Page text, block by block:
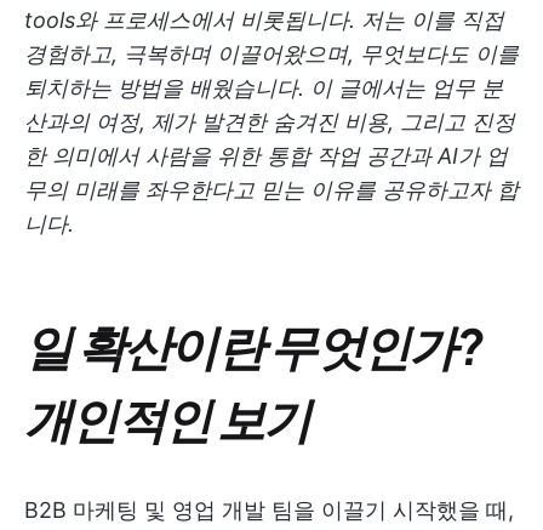
tools와 프로세스에서 비롯됩니다. 저는 이를 직접
경험하고, 극복하며 이끌어왔으며, 무엇보다도 이를
퇴치하는 방법을 배웠습니다. 이 글에서는 업무 분
산과의 여정, 제가 발견한 숨겨진 비용, 그리고 진정
한 의미에서 사람을 위한 통합 작업 공간과 AI가 업
무의 미래를 좌우한다고 믿는 이유를 공유하고자 합
니다.
일 확산이란 무엇인가?
개인적인 보기
B2B 마케팅 및 영업 개발 팀을 이끌기 시작했을 때,